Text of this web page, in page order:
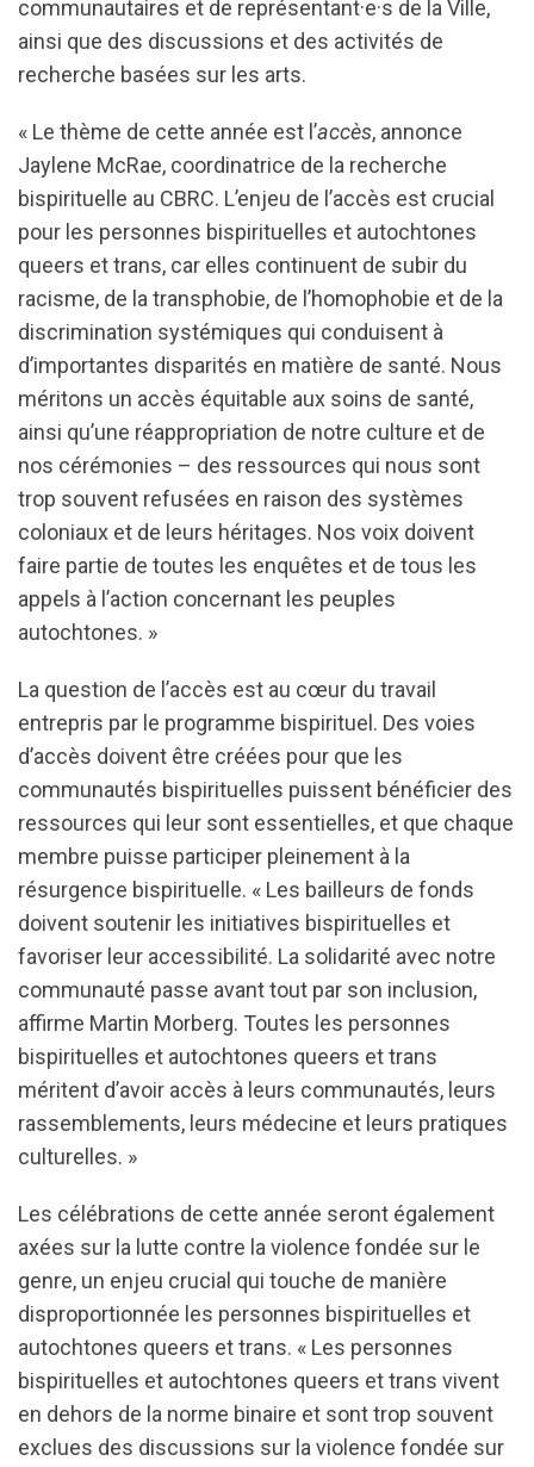
communautaires et de représentant·e·s de la Ville,
ainsi que des discussions et des activités de
recherche basées sur les arts.
« Le thème de cette année est l’accès, annonce
Jaylene McRae, coordinatrice de la recherche
bispirituelle au CBRC. L’enjeu de l’accès est crucial
pour les personnes bispirituelles et autochtones
queers et trans, car elles continuent de subir du
racisme, de la transphobie, de l’homophobie et de la
discrimination systémiques qui conduisent à
d’importantes disparités en matière de santé. Nous
méritons un accès équitable aux soins de santé,
ainsi qu’une réappropriation de notre culture et de
nos cérémonies – des ressources qui nous sont
trop souvent refusées en raison des systèmes
coloniaux et de leurs héritages. Nos voix doivent
faire partie de toutes les enquêtes et de tous les
appels à l’action concernant les peuples
autochtones. »
La question de l’accès est au cœur du travail
entrepris par le programme bispirituel. Des voies
d’accès doivent être créées pour que les
communautés bispirituelles puissent bénéficier des
ressources qui leur sont essentielles, et que chaque
membre puisse participer pleinement à la
résurgence bispirituelle. « Les bailleurs de fonds
doivent soutenir les initiatives bispirituelles et
favoriser leur accessibilité. La solidarité avec notre
communauté passe avant tout par son inclusion,
affirme Martin Morberg. Toutes les personnes
bispirituelles et autochtones queers et trans
méritent d’avoir accès à leurs communautés, leurs
rassemblements, leurs médecine et leurs pratiques
culturelles. »
Les célébrations de cette année seront également
axées sur la lutte contre la violence fondée sur le
genre, un enjeu crucial qui touche de manière
disproportionnée les personnes bispirituelles et
autochtones queers et trans. « Les personnes
bispirituelles et autochtones queers et trans vivent
en dehors de la norme binaire et sont trop souvent
exclues des discussions sur la violence fondée sur